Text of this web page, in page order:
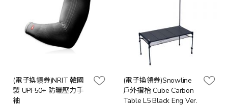
(電子換領券)NRIT 韓國
製 UPF50+ 防曬壓力手
袖
(電子換領券)Snowline
戶外摺枱 Cube Carbon
Table L5 Black Eng Ver.